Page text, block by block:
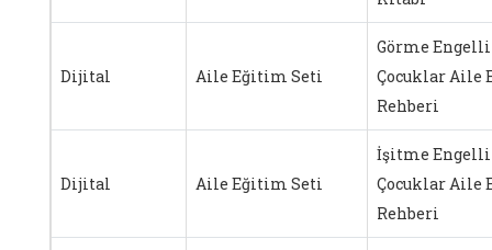
Dijital Aile Eğitim Seti
Görme Engelli
Çocuklar Aile
Rehberi
Dijital Aile Eğitim Seti
İşitme Engelli
Çocuklar Aile
Rehberi